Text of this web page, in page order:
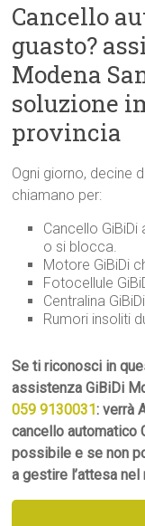
Cancello
guasto?
Modena
soluzione
provincia
Ogni giorno, decine
chiamano per:
Cancello
o si blocca.
Motore GiBiDi
Fotocellule
Centralina
Rumori insoliti
Se ti riconosci in
assistenza GiBiDi
059 9130031: verrà
cancello automatico
possibile e se non
a gestire l’attesa